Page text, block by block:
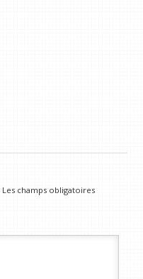
Les champs obligatoires